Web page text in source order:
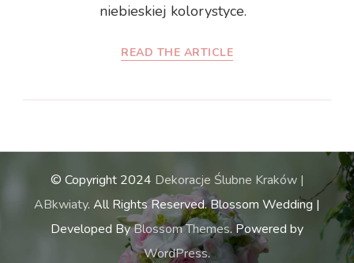
niebieskiej kolorystyce.
READ THE ARTICLE
© Copyright 2024 Dekoracje Ślubne Kraków |
ABkwiaty. All Rights Reserved.Blossom Wedding |
Developed ByBlossom Themes. Powered by
WordPress.